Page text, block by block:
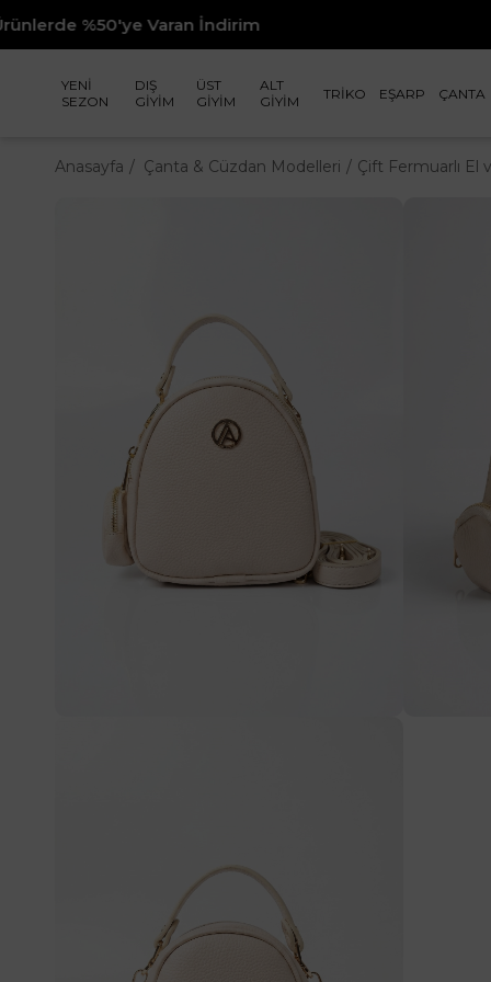
Varan İndirim
YENİ
SEZON
DIŞ
GİYİM
ÜST
GİYİM
ALT
GİYİM
TRİKO EŞARP ÇANTA
Anasayfa Çanta & Cüzdan Modelleri Çift Fermuarlı El